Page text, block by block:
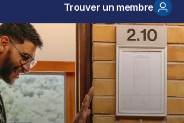
Trouver un membre